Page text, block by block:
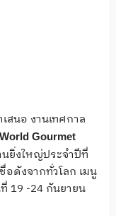
สนอ งานเทศกาล
World Gourmet
นยิ่งใหญ่ประจำปีที่
ดังจากทั่วโลก เมนู
19 -24 กันยายน